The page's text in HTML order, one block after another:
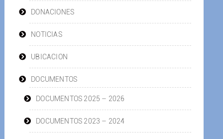
DONACIONES
NOTICIAS
UBICACION
DOCUMENTOS
DOCUMENTOS 2025 – 2026
DOCUMENTOS 2023 – 2024